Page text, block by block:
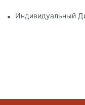
Индивидуальный